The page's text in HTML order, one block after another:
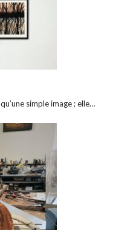
simple image ; elle…